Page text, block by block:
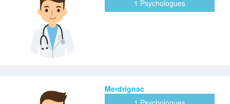
1 Psychologues
Merdrignac